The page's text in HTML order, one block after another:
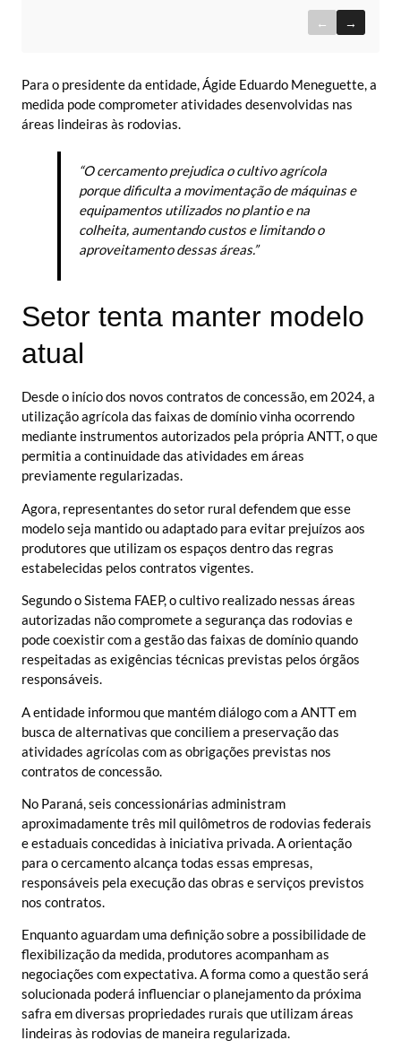
← →
Para o presidente da entidade, Ágide Eduardo Meneguette, a
medida pode comprometer atividades desenvolvidas nas
áreas lindeiras às rodovias.
“O cercamento prejudica o cultivo agrícola
porque dificulta a movimentação de máquinas e
equipamentos utilizados no plantio e na
colheita, aumentando custos e limitando o
aproveitamento dessas áreas.”
Setor tenta manter modelo
atual
Desde o início dos novos contratos de concessão, em 2024, a
utilização agrícola das faixas de domínio vinha ocorrendo
mediante instrumentos autorizados pela própria ANTT, o que
permitia a continuidade das atividades em áreas
previamente regularizadas.
Agora, representantes do setor rural defendem que esse
modelo seja mantido ou adaptado para evitar prejuízos aos
produtores que utilizam os espaços dentro das regras
estabelecidas pelos contratos vigentes.
Segundo o Sistema FAEP, o cultivo realizado nessas áreas
autorizadas não compromete a segurança das rodovias e
pode coexistir com a gestão das faixas de domínio quando
respeitadas as exigências técnicas previstas pelos órgãos
responsáveis.
A entidade informou que mantém diálogo com a ANTT em
busca de alternativas que conciliem a preservação das
atividades agrícolas com as obrigações previstas nos
contratos de concessão.
No Paraná, seis concessionárias administram
aproximadamente três mil quilômetros de rodovias federais
e estaduais concedidas à iniciativa privada. A orientação
para o cercamento alcança todas essas empresas,
responsáveis pela execução das obras e serviços previstos
nos contratos.
Enquanto aguardam uma definição sobre a possibilidade de
flexibilização da medida, produtores acompanham as
negociações com expectativa. A forma como a questão será
solucionada poderá influenciar o planejamento da próxima
safra em diversas propriedades rurais que utilizam áreas
lindeiras às rodovias de maneira regularizada.